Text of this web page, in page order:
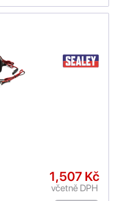
1,507 Kč
včetně DPH